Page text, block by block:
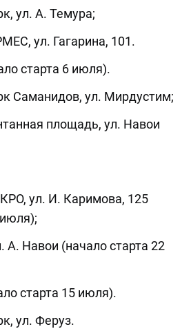
ул. А. Темура;
ул. Гагарина, 101.
старта 6 июля).
Саманидов, ул. Мирдустим;
площадь, ул. Навои
ул. И. Каримова, 125
А. Навои (начало старта 22
старта 15 июля).
ул. Феруз.